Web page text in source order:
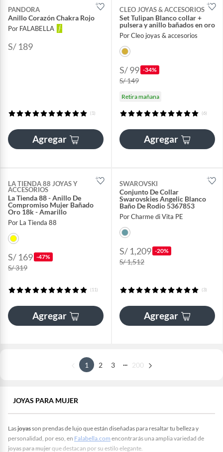
PANDORA
Anillo Corazón Chakra Rojo
Por FALABELLA
S/ 189
(1)
Agregar
CLEO JOYAS & ACCESORIOS
Set Tulipan Blanco collar +
pulsera y anillo bañados en oro
Por Cleo joyas & accesorios
S/ 99 -34%
S/ 149
Retira mañana
(6)
Agregar
LA TIENDA 88 JOYAS Y
ACCESORIOS
La Tienda 88 - Anillo De
Compromiso Mujer Bañado
Oro 18k - Amarillo
Por La Tienda 88
S/ 169 -47%
S/ 319
(11)
Agregar
SWAROVSKI
Conjunto De Collar
Swarovskies Angelic Blanco
Baño De Rodio 5367853
Por Charme di Vita PE
S/ 1,209 -20%
S/ 1,512
(3)
Agregar
1 2 3 200
JOYAS PARA MUJER
Lasjoyasson prendas de lujo que están diseñadas para resaltar tu belleza y
personalidad, por eso, en Falabella.com encontrarás una amplia variedad de
joyas para mujerque destacan por su estilo elegante.